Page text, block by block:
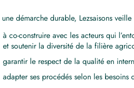
une démarche durable, Lezsaisons veille
à co-construire avec les acteurs qui
et soutenir la diversité de la filière
garantir le respect de la qualité en
adapter ses procédés selon les besoins